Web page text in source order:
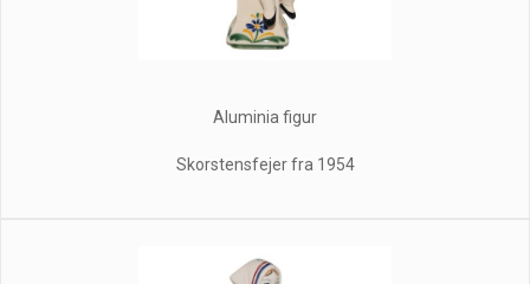
Aluminia figur
Skorstensfejer fra 1954